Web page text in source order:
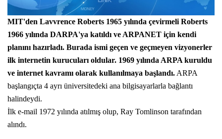
MIT'den Lavvrence Roberts 1965 yılında çevirmeli Roberts
1966 yılında DARPA'ya katıldı ve ARPANET için kendi
planını hazırladı. Burada ismi geçen ve geçmeyen vizyonerler
ilk internetin kurucuları oldular. 1969 yılında ARPA kuruldu
ve internet kavramı olarak kullanılmaya başlandı.ARPA
başlangıçta 4 ayrı üniversitedeki ana bilgisayarlarla bağlantı
halindeydi.
İlk e-mail 1972 yılında atılmış olup, Ray Tomlinson tarafından
alındı.